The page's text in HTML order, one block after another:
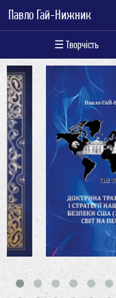
Павло Гай-Нижник
☰ Творчість